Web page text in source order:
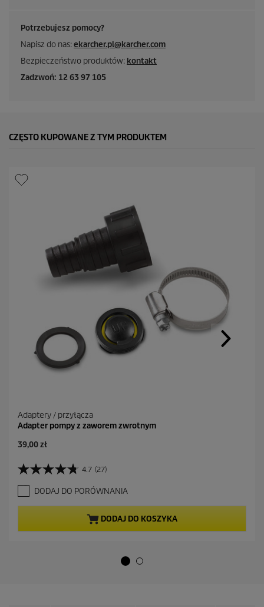
Potrzebujesz pomocy?
Napisz do nas:ekarcher.pl@karcher.com
Bezpieczeństwo produktów: kontakt
Zadzwoń: 12 63 97 105
CZĘSTO KUPOWANE Z TYM PRODUKTEM
Adaptery / przyłącza
Adapter pompy z zaworem zwrotnym
A
t
u
a
l
n
c
39,00 zł
4.7 (27)
4
.
7
n
DODAJ DO PORÓWNANIA
DODAJ DO KOSZYKA